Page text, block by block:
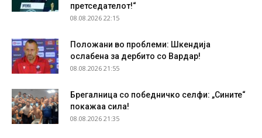
претседателот!“
08.08.2026 22:15
Положани во проблеми: Шкендија
ослабена за дербито со Вардар!
08.08.2026 21:55
Брегалница со победничко селфи: „Сините“
покажаа сила!
08.08.2026 21:35